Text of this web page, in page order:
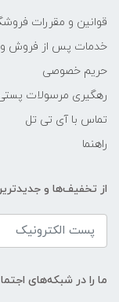
قوانین و مقررات
خدمات پس از فروش و
حریم خصوصی
رهگیری مرسولات
تماس با آی تی تل
راهنما
از تخفیف‌ها و
ما را در شبکه‌های